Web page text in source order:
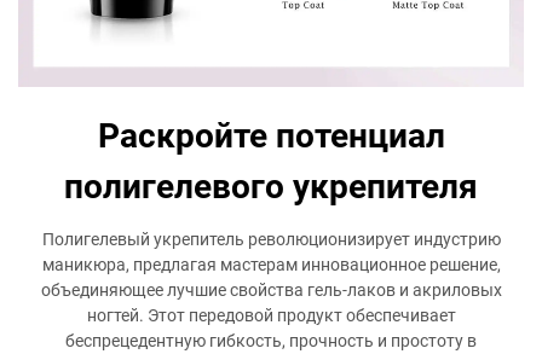
Раскройте потенциал
полигелевого укрепителя
Полигелевый укрепитель революционизирует индустрию
маникюра, предлагая мастерам инновационное решение,
объединяющее лучшие свойства гель-лаков и акриловых
ногтей. Этот передовой продукт обеспечивает
беспрецедентную гибкость, прочность и простоту в